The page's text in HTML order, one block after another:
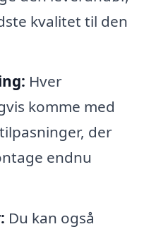
kvalitet til den
Hver
komme med
der
endnu
Du kan også